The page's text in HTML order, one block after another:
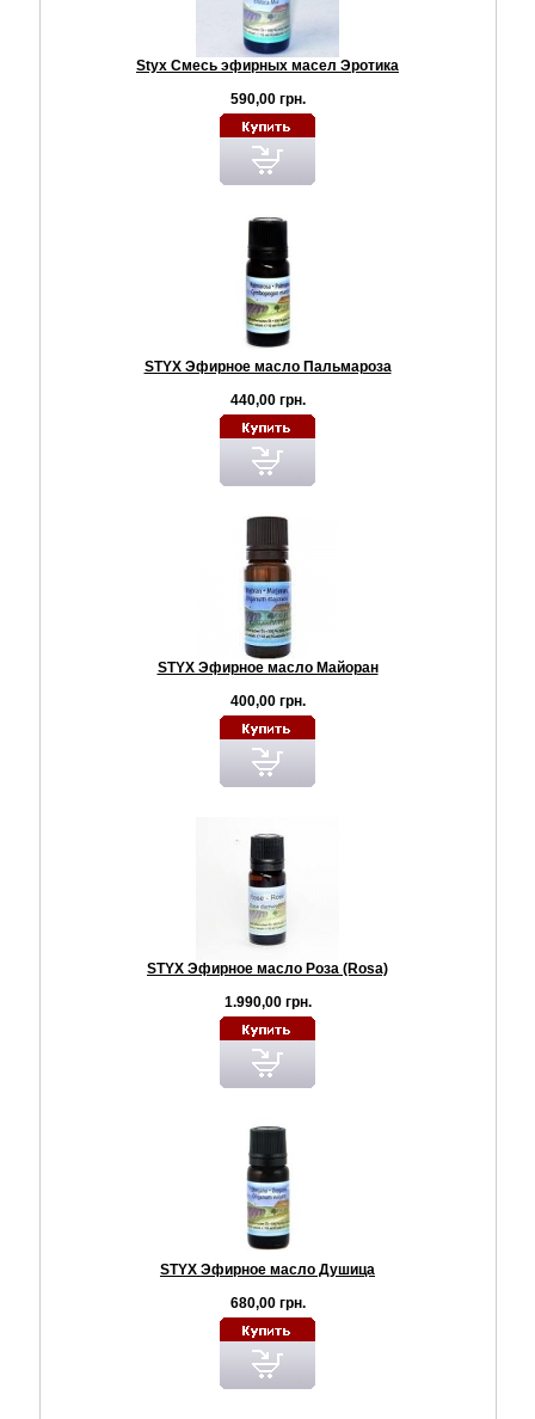
Styx Смесь эфирных масел Эротика
590,00 грн.
STYX Эфирное масло Пальмароза
440,00 грн.
STYX Эфирное масло Майоран
400,00 грн.
STYX Эфирное масло Роза (Rosa)
1.990,00 грн.
STYX Эфирное масло Душица
680,00 грн.